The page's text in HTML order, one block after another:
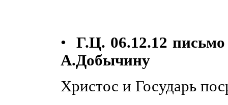
• Г.Ц. 06.12.12
А.Добычину
Христос и Государь